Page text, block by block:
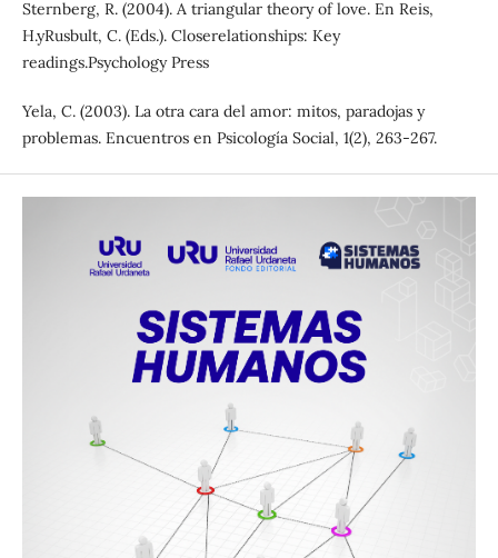
Sternberg, R. (2004). A triangular theory of love. En Reis,
H.yRusbult, C. (Eds.). Closerelationships: Key
readings.Psychology Press
Yela, C. (2003). La otra cara del amor: mitos, paradojas y
problemas. Encuentros en Psicología Social, 1(2), 263-267.